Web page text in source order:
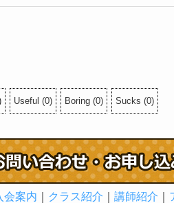
Useful (0) Boring (0) Sucks (0)
会案内 クラス紹介 講師紹介